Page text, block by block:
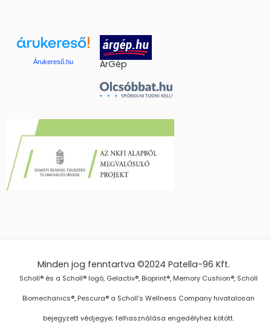
Árukereső.hu ÁrGép
Minden jog fenntartva ©2024Patella-96 Kft.
Scholl® és a Scholl® logó, Gelactiv®, Bioprint®, Memory Cushion®, Scholl
Biomechanics®, Pescura® a Scholl’s Wellness Company hivatalosan
bejegyzett védjegye; felhasználása engedélyhez kötött.